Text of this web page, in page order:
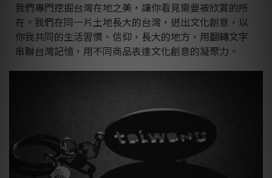
我們專門挖掘台灣在地之美，讓你看見需要被欣賞的所
在。我們在同一片土地長大的台灣，迸出文化創意，以
你我共同的生活習慣、信仰，長大的地方，用翻轉文字
串聯台灣記憶，用不同商品表達文化創意的凝聚力。